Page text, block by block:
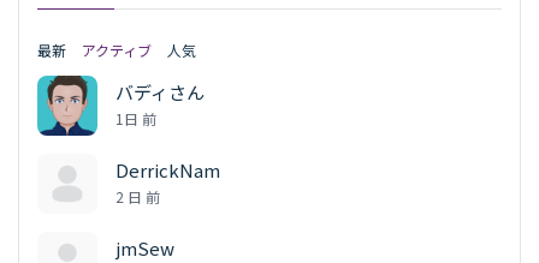
最新 アクティブ 人気
バディさん
1日 前
DerrickNam
2 日 前
jmSew